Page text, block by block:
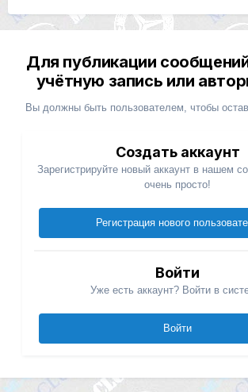
Для публикации
учётную запись или
Вы должны быть пользователем, чтобы
Создать аккаунт
Зарегистрируйте новый аккаунт в нашем
очень просто!
Регистрация нового
Войти
Уже есть аккаунт? Войти в
Войти